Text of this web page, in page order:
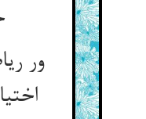
ور